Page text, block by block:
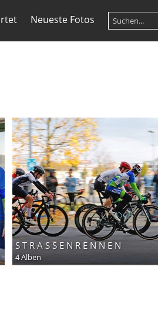
Neueste Fotos
S T R A S S E N R E N N E N
4 Alben